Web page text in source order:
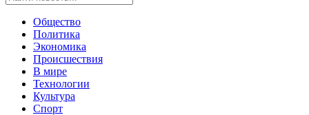
Общество
Политика
Экономика
Происшествия
В мире
Технологии
Культура
Спорт